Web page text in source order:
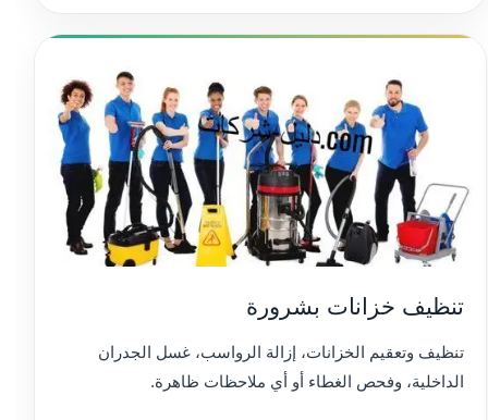
تنظيف خزانات بشرورة
تنظيف وتعقيم الخزانات، إزالة الرواسب، غسل الجدران
الداخلية، وفحص الغطاء أو أي ملاحظات ظاهرة.